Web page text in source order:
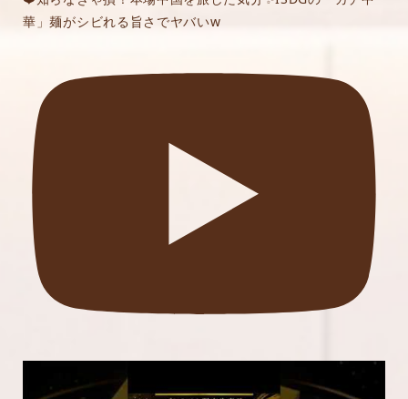
華」麺がシビれる旨さでヤバいw